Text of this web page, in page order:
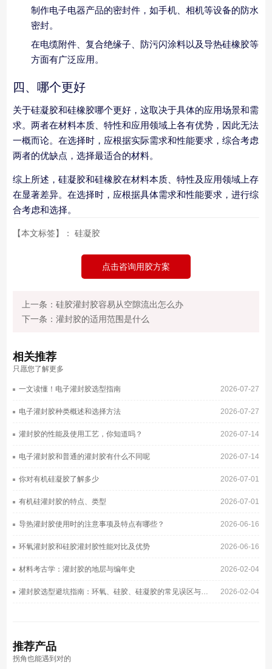
制作电子电器产品的密封件，如手机、相机等设备的防水
密封。
在电缆附件、复合绝缘子、防污闪涂料以及导热硅橡胶等
方面有广泛应用。
四、哪个更好
关于硅凝胶和硅橡胶哪个更好，这取决于具体的应用场景和需
求。两者在材料本质、特性和应用领域上各有优势，因此无法
一概而论。在选择时，应根据实际需求和性能要求，综合考虑
两者的优缺点，选择最适合的材料。
综上所述，硅凝胶和硅橡胶在材料本质、特性及应用领域上存
在显著差异。在选择时，应根据具体需求和性能要求，进行综
合考虑和选择。
【本文标签】： 硅凝胶
点击咨询用胶方案
上一条：硅胶灌封胶容易从空隙流出怎么办
下一条：灌封胶的适用范围是什么
相关推荐
只愿您了解更多
2026-07-27
一文读懂！电子灌封胶选型指南
2026-07-27
电子灌封胶种类概述和选择方法
2026-07-14
灌封胶的性能及使用工艺，你知道吗？
2026-07-14
电子灌封胶和普通的灌封胶有什么不同呢
2026-07-01
你对有机硅凝胶了解多少
2026-07-01
有机硅灌封胶的特点、类型
2026-06-16
导热灌封胶使用时的注意事项及特点有哪些？
2026-06-16
环氧灌封胶和硅胶灌封胶性能对比及优势
2026-02-04
材料考古学：灌封胶的地层与编年史
2026-02-04
推荐产品
拐角也能遇到对的